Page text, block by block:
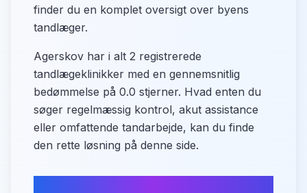
finder du en komplet oversigt over byens
tandlæger.
Agerskov har i alt 2 registrerede
tandlægeklinikker med en gennemsnitlig
bedømmelse på 0.0 stjerner. Hvad enten du
søger regelmæssig kontrol, akut assistance
eller omfattende tandarbejde, kan du finde
den rette løsning på denne side.